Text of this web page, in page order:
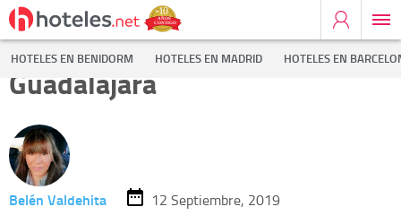
HOTELES EN BENIDORM HOTELES EN MADRID HOTELES EN
El Hayedo de Tejera Negra, en
Guadalajara
Belén Valdehita
12 Septiembre, 2019